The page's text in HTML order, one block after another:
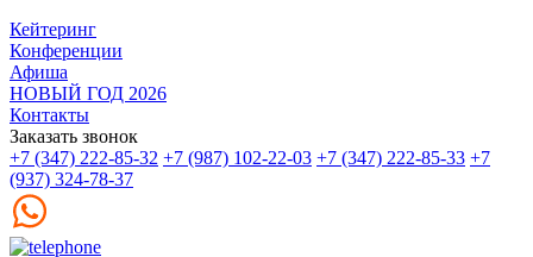
Кейтеринг
Конференции
Афиша
НОВЫЙ ГОД 2026
Контакты
Заказать звонок
+7 (347) 222-85-32 +7 (987) 102-22-03 +7 (347) 222-85-33 +7
(937) 324-78-37